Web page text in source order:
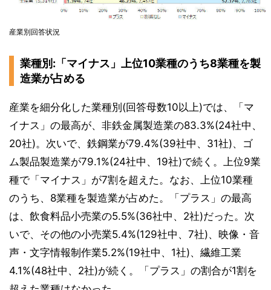
産業別回答状況
業種別:「マイナス」上位10業種のうち8業種を製
造業が占める
産業を細分化した業種別(回答母数10以上)では、「マ
イナス」の最高が、非鉄金属製造業の83.3%(24社中、
20社)。次いで、鉄鋼業が79.4%(39社中、31社)、ゴ
ム製品製造業が79.1%(24社中、19社)で続く。上位9業
種で「マイナス」が7割を超えた。なお、上位10業種
のうち、8業種を製造業が占めた。「プラス」の最高
は、飲食料品小売業の5.5%(36社中、2社)だった。次
いで、その他の小売業5.4%(129社中、7社)、映像・音
声・文字情報制作業5.2%(19社中、1社)、繊維工業
4.1%(48社中、2社)が続く。「プラス」の割合が1割を